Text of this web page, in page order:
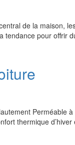
de la maison,
tendance pour offrir
Perméable à
thermique d’hiver